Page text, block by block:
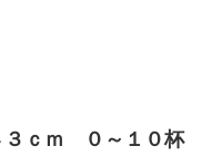
ｃｍ ０～１０杯